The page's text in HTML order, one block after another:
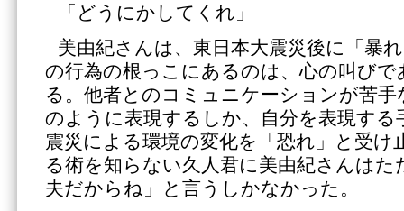
「どうにかしてくれ」
美由紀さんは、東日本大震災後に「暴
の行為の根っこにあるのは、心の叫び
る。他者とのコミュニケーションが苦
のように表現するしか、自分を表現す
震災による環境の変化を「恐れ」と受け
る術を知らない久人君に美由紀さんはた
夫だからね」と言うしかなかった。